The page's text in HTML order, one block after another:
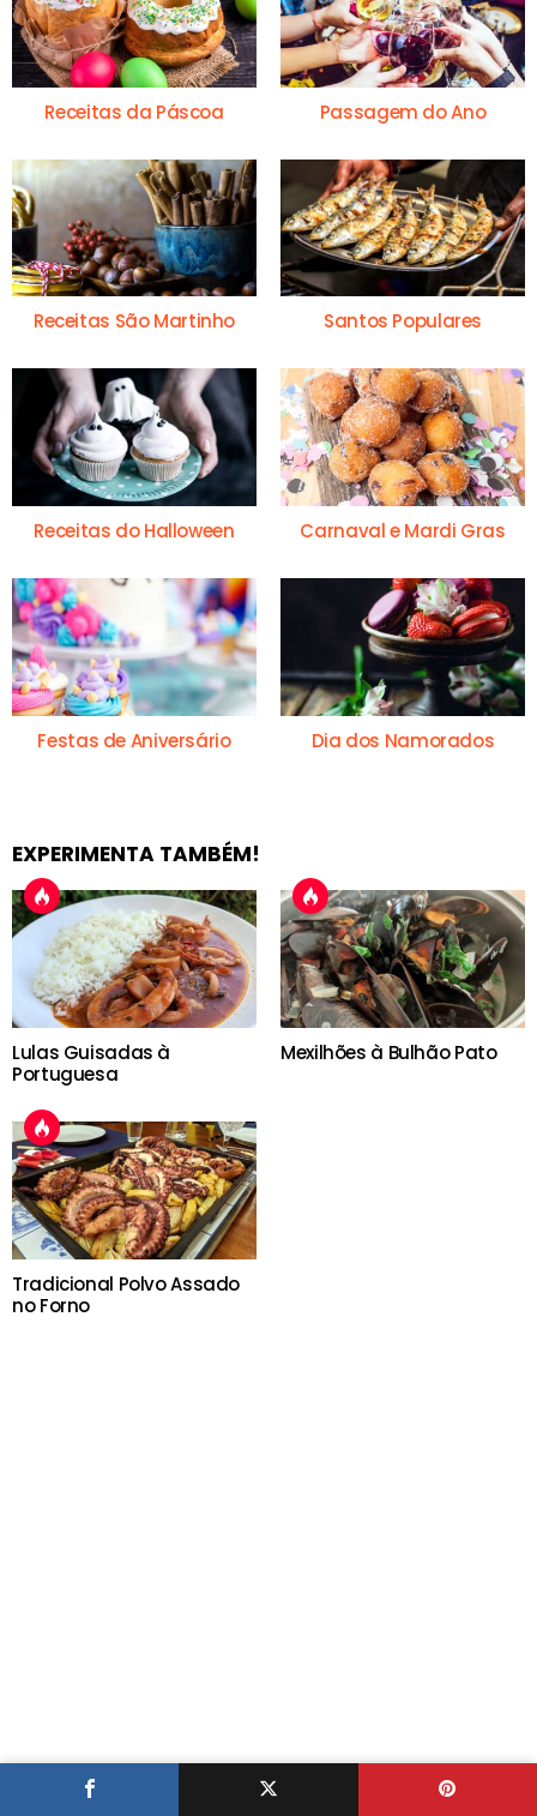
Receitas da Páscoa Passagem do Ano
Receitas São Martinho Santos Populares
Receitas do Halloween Carnaval e Mardi Gras
Festas de Aniversário Dia dos Namorados
EXPERIMENTA TAMBÉM!
Lulas Guisadas à
Portuguesa
Mexilhões à Bulhão Pato
Tradicional Polvo Assado
no Forno